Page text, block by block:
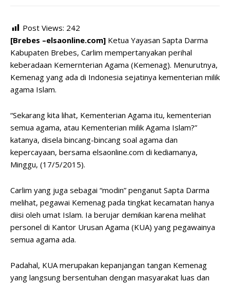
Post Views: 242
[Brebes –elsaonline.com] Ketua Yayasan Sapta Darma
Kabupaten Brebes, Carlim mempertanyakan perihal
keberadaan Kemernterian Agama (Kemenag). Menurutnya,
Kemenag yang ada di Indonesia sejatinya kementerian milik
agama Islam.
“Sekarang kita lihat, Kementerian Agama itu, kementerian
semua agama, atau Kementerian milik Agama Islam?”
katanya, disela bincang-bincang soal agama dan
kepercayaan, bersama elsaonline.com di kediamanya,
Minggu, (17/5/2015).
Carlim yang juga sebagai “modin” penganut Sapta Darma
melihat, pegawai Kemenag pada tingkat kecamatan hanya
diisi oleh umat Islam. Ia berujar demikian karena melihat
personel di Kantor Urusan Agama (KUA) yang pegawainya
semua agama ada.
Padahal, KUA merupakan kepanjangan tangan Kemenag
yang langsung bersentuhan dengan masyarakat luas dan